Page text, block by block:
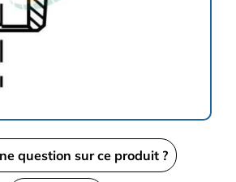
question sur ce produit ?